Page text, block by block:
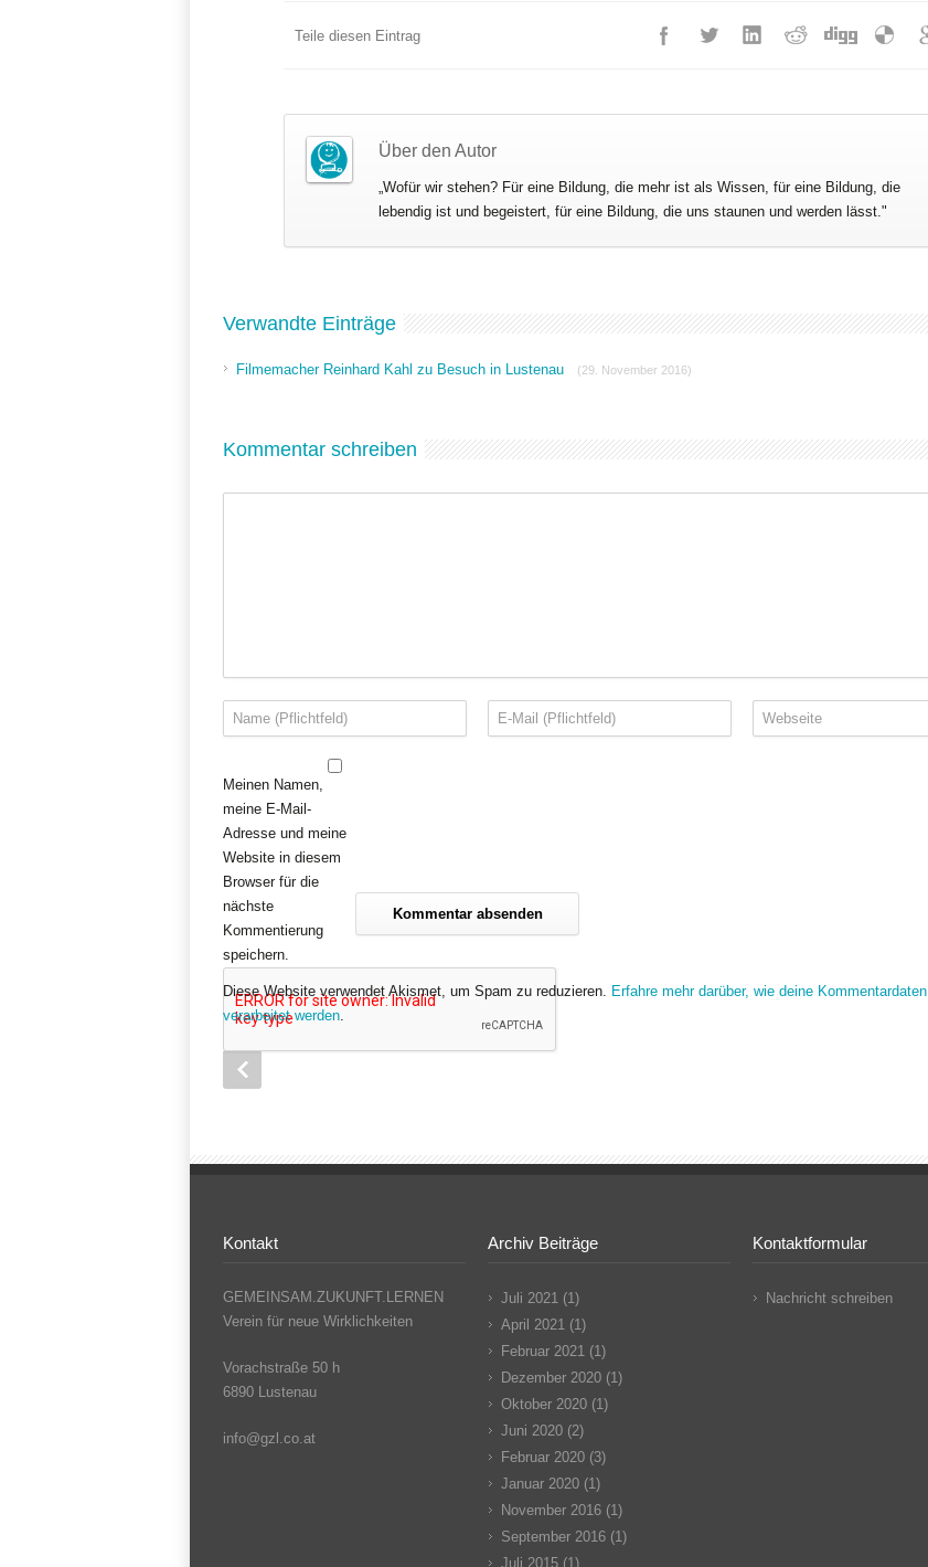
Teile diesen Eintrag
Über den Autor
„Wofür wir stehen? Für eine Bildung, die mehr ist als Wissen, für eine Bildung, die
lebendig ist und begeistert, für eine Bildung, die uns staunen und werden lässt."
Verwandte Einträge
Filmemacher Reinhard Kahl zu Besuch in Lustenau (29. November 2016)
Kommentar schreiben
Meinen Namen,
meine E-Mail-
Adresse und meine
Website in diesem
Browser für die
nächste
Kommentierung
speichern.
Diese Website verwendet Akismet, um Spam zu reduzieren. Erfahre mehr darüber, wie deine Kommentardaten
verarbeitet werden.
Kontakt
GEMEINSAM.ZUKUNFT.LERNEN
Verein für neue Wirklichkeiten
Vorachstraße 50 h
6890 Lustenau
info@gzl.co.at
Archiv Beiträge
Juli 2021 (1)
April 2021 (1)
Februar 2021 (1)
Dezember 2020 (1)
Oktober 2020 (1)
Juni 2020 (2)
Februar 2020 (3)
Januar 2020 (1)
November 2016 (1)
September 2016 (1)
Juli 2015 (1)
Kontaktformular
Nachricht schreiben